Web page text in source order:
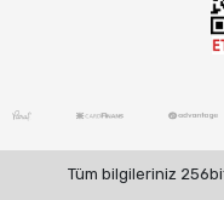
Tüm bilgileriniz